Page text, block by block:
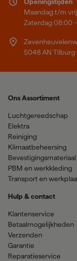
Maandag t/m
Zaterdag 08:00
5048 AN Tilburg
Ons Assortiment
Luchtgereedschap
Elektra
Reiniging
Klimaatbeheersing
Bevestigingsmateriaal
PBM en werkkleding
Transport en
Hulp & contact
Klantenservice
Betaalmogelijkheden
Verzenden
Garantie
Reparatieservice